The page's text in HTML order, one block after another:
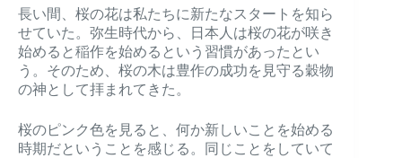
長い間、桜の花は私たちに新たなスタートを知ら
せていた。弥生時代から、日本人は桜の花が咲き
始めると稲作を始めるという習慣があったとい
う。そのため、桜の木は豊作の成功を見守る穀物
の神として拝まれてきた。
桜のピンク色を見ると、何か新しいことを始める
時期だということを感じる。同じことをしていて